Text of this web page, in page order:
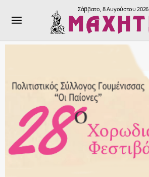
Σάββατο, 8 Αυγούστου 2026